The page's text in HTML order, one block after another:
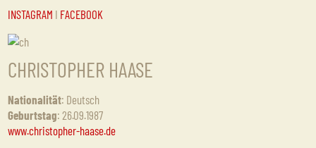
INSTAGRAM I FACEBOOK
CHRISTOPHER HAASE
Nationalität: Deutsch
Geburtstag: 26.09.1987
www.christopher-haase.de